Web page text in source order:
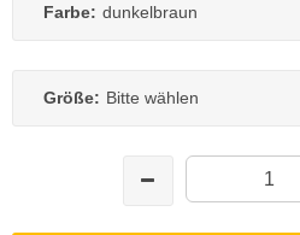
Farbe: dunkelbraun
Größe: Bitte wählen